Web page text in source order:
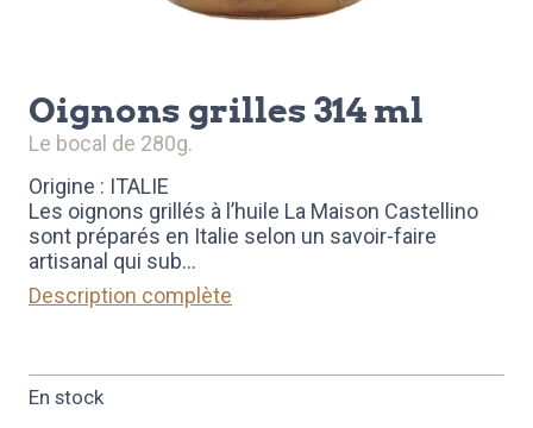
oignons grilles 314 ml
le bocal de 280g.
Origine : ITALIE
Les oignons grillés à l’huile La Maison Castellino
sont préparés en Italie selon un savoir-faire
artisanal qui sub...
Description complète
En stock